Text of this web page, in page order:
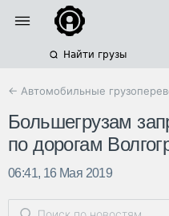
Найти грузы
← Автомобильные
Большегрузам
по дорогам
06:41, 16 Мая 2019